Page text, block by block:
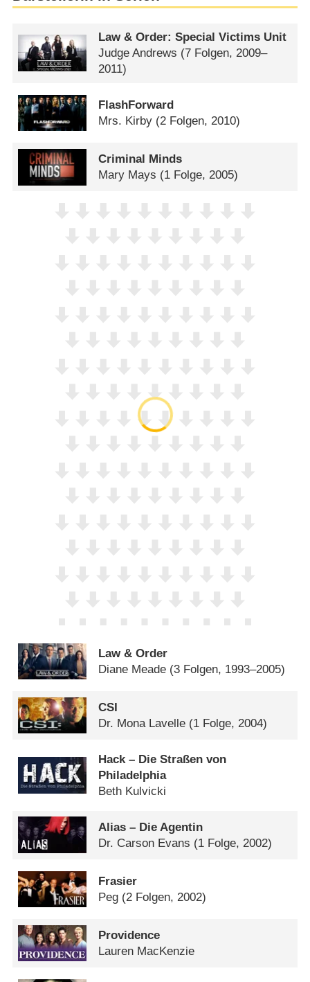
Law & Order: Special Victims Unit
Judge Andrews (7 Folgen, 2009–
2011)
FlashForward
Mrs. Kirby (2 Folgen, 2010)
Criminal Minds
Mary Mays (1 Folge, 2005)
Law & Order
Diane Meade (3 Folgen, 1993–2005)
CSI
Dr. Mona Lavelle (1 Folge, 2004)
Hack – Die Straßen von
Philadelphia
Beth Kulvicki
Alias – Die Agentin
Dr. Carson Evans (1 Folge, 2002)
Frasier
Peg (2 Folgen, 2002)
Providence
Lauren MacKenzie